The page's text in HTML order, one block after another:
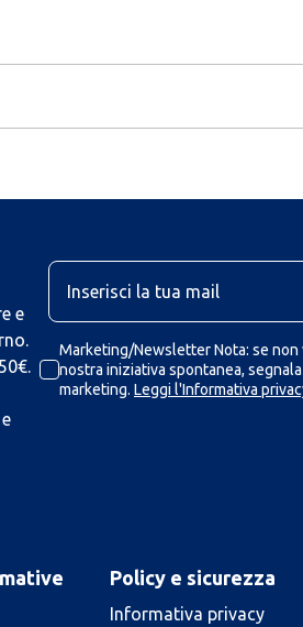
e
Marketing/Newsletter Nota: se non
nostra iniziativa spontanea,
marketing. Leggi l'Informativa
Policy e sicurezza
Informativa privacy